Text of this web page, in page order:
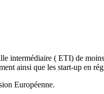
intermédiaire ( ETI) de
ainsi que les start-up en
Européenne.